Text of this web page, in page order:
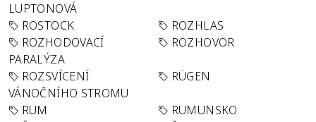
LUPTONOVÁ
ROSTOCK
ROZHLAS
ROZHODOVACÍ
PARALÝZA
ROZHOVOR
ROZSVÍCENÍ
VÁNOČNÍHO STROMU
RÜGEN
RUM
RUMUNSKO